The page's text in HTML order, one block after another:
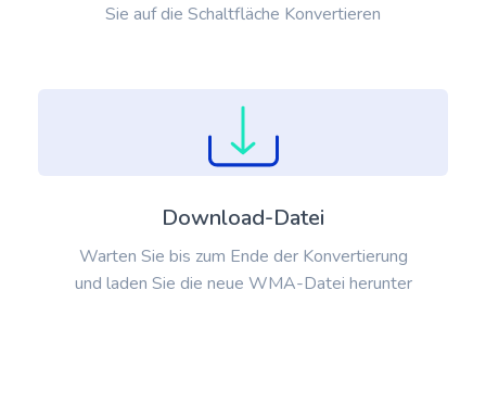
Sie auf die Schaltfläche Konvertieren
Download-Datei
Warten Sie bis zum Ende der Konvertierung
und laden Sie die neue WMA-Datei herunter